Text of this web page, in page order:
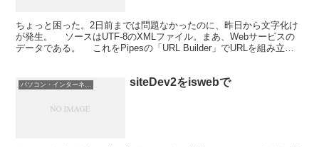
ちょっと困った。2日前までは問題なかったのに、昨日から文字化け
が発生。 ソースはUTF-8のXMLファイル。まあ、Webサービスの
データである。 これをPipesの「URL Builder」でURLを組み立て
siteDev2をiswebで